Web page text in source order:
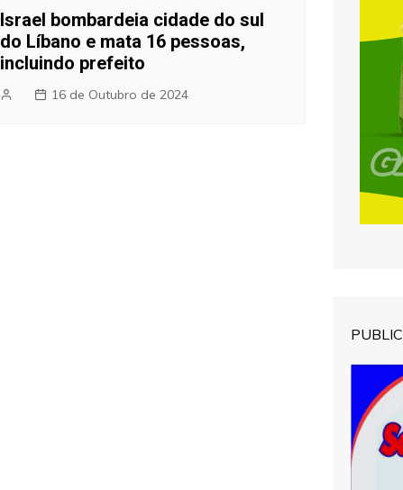
Israel bombardeia cidade do sul
do Líbano e mata 16 pessoas,
incluindo prefeito
16 de Outubro de 2024